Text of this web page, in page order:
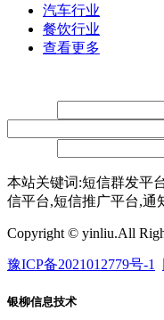
汽车行业
餐饮行业
查看更多
本站关键词:短信群发平
信平台,短信推广平台,通
Copyright © yinliu.All
豫ICP备2021012779号-1
银柳信息技术